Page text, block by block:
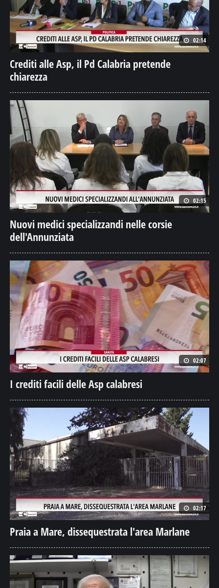
02:14
Crediti alle Asp, il Pd Calabria pretende
chiarezza
02:15
Nuovi medici specializzandi nelle corsie
dell'Annunziata
02:07
I crediti facili delle Asp calabresi
02:17
Praia a Mare, dissequestrata l'area Marlane